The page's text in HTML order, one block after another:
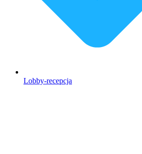
Lobby-recepcja